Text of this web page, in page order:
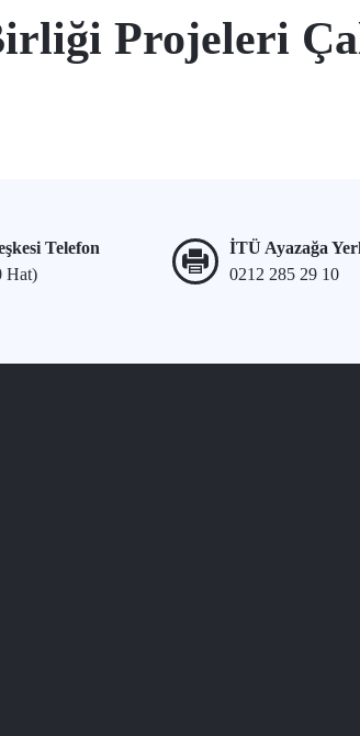
Projeleri
Telefon
Hat)
İTÜ Ayazağa
0212 285 29 10